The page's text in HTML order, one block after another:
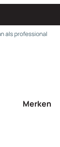
Merken